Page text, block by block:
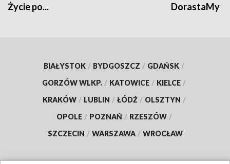
Życie po... DorastaMy
BIAŁYSTOK / BYDGOSZCZ / GDAŃSK /
GORZÓW WLKP. / KATOWICE / KIELCE /
KRAKÓW / LUBLIN / ŁÓDŹ / OLSZTYN /
OPOLE / POZNAŃ / RZESZÓW /
SZCZECIN / WARSZAWA / WROCŁAW